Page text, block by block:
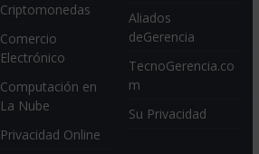
Criptomonedas
Comercio
Electrónico
Computación en
La Nube
Privacidad Online
Aliados
deGerencia
TecnoGerencia.co
m
Su Privacidad